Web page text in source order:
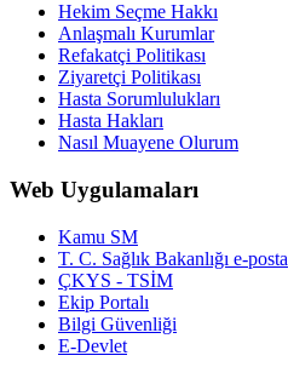
Hekim Seçme Hakkı
Anlaşmalı Kurumlar
Refakatçi Politikası
Ziyaretçi Politikası
Hasta Sorumlulukları
Hasta Hakları
Nasıl Muayene Olurum
Web Uygulamaları
Kamu SM
T. C. Sağlık Bakanlığı e-posta
ÇKYS - TSİM
Ekip Portalı
Bilgi Güvenliği
E-Devlet